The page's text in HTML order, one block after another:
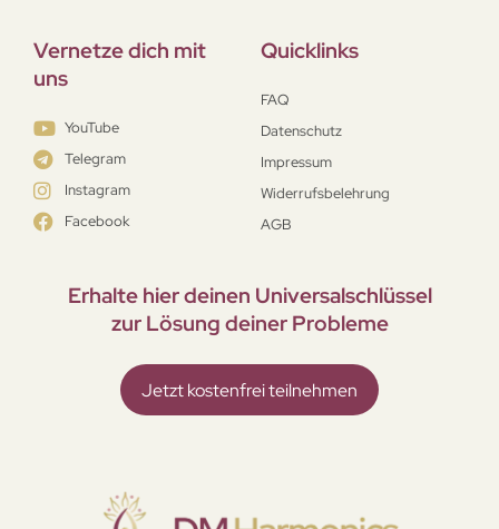
Vernetze dich mit
uns
YouTube
Telegram
Instagram
Facebook
Quicklinks
FAQ
Datenschutz
Impressum
Widerrufsbelehrung
AGB
Erhalte hier deinen Universal­schlüssel
zur Lösung deiner Probleme
Jetzt kostenfrei teilnehmen